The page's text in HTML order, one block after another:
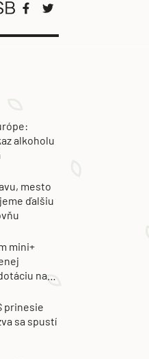
alkoholu
mesto
ďalšiu
mini+
na
prinesie
sa spustí